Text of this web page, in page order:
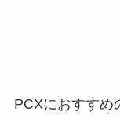
PCXにおすすめ